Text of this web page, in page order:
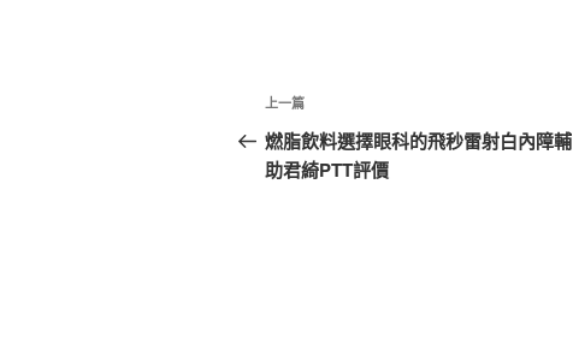
文
章
導
上
一
篇
上一篇
燃脂飲料選擇眼科的飛秒雷射白內障輔
助君綺PTT評價